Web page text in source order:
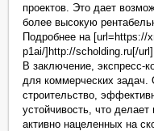
проектов. Это дает
более высокую
Подробнее на [url=https://
p1ai/]http://scholding.ru[/url]
В заключение, экспресс-
для коммерческих
строительство,
устойчивость, что
активно нацеленных на